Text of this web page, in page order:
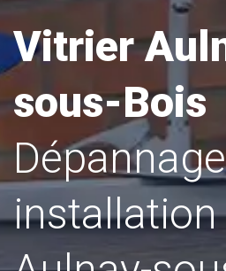
Vitrier
sous-Bois
installation